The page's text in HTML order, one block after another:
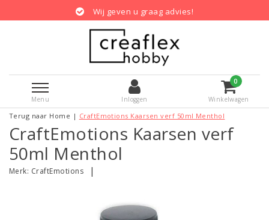
Wij geven u graag advies!
Menu Inloggen
0
Winkelwagen
Terug naar Home | CraftEmotions Kaarsen verf 50ml Menthol
CraftEmotions Kaarsen verf
50ml Menthol
Merk: CraftEmotions |